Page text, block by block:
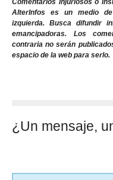
AlterInfos es un medio
izquierda. Busca difundir
emancipadoras. Los
contraria no serán
espacio de la web para serlo.
¿Un mensaje,